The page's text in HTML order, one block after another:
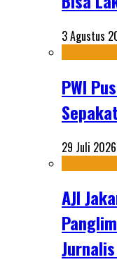
3 Agustus
PWI
29 Juli 2026
AJI